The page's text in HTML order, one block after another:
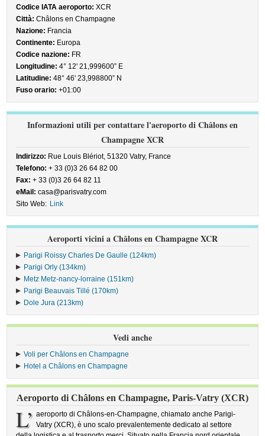
Codice IATA aeroporto: XCR
Città: Châlons en Champagne
Nazione: Francia
Continente: Europa
Codice nazione: FR
Longitudine: 4° 12' 21,999600” E
Latitudine: 48° 46' 23,998800” N
Fuso orario: +01:00
Informazioni utili per contattare l'aeroporto di Châlons en
Champagne XCR
Indirizzo: Rue Louis Blériot, 51320 Vatry, France
Telefono: + 33 (0)3 26 64 82 00
Fax: + 33 (0)3 26 64 82 11
eMail: casa@parisvatry.com
Sito Web: Link
Aeroporti vicini a Châlons en Champagne XCR
Parigi Roissy Charles De Gaulle (124km)
Parigi Orly (134km)
Metz Metz-nancy-lorraine (151km)
Parigi Beauvais Tillé (170km)
Dole Jura (213km)
Vedi anche
Voli per Châlons en Champagne
Hotel a Châlons en Champagne
Aeroporto di Châlons en Champagne, Paris-Vatry (XCR)
L’ aeroporto di Châlons-en-Champagne, chiamato anche Parigi-
Vatry (XCR), è uno scalo prevalentemente dedicato al settore